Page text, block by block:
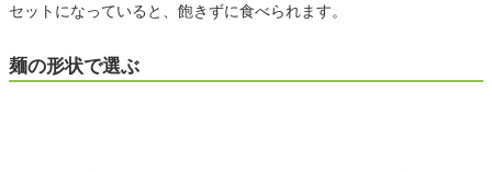
セットになっていると、飽きずに食べられます。
麺の形状で選ぶ